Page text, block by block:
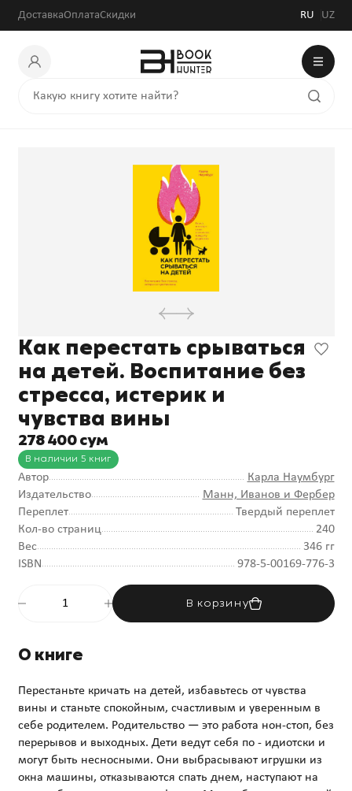
ДоставкаОплатаСкидки RU UZ
Как перестать срываться
на детей. Воспитание без
стресса, истерик и
чувства вины
278 400 сум
В наличии 5 книг
Автор
Карла Наумбург
Издательство
Манн, Иванов и Фербер
Переплет
Твердый переплет
Кол-во страниц
240
Вес
346 гг
ISBN
978-5-00169-776-3
В корзину
О книге
Перестаньте кричать на детей, избавьтесь от чувства
вины и станьте спокойным, счастливым и уверенным в
себе родителем. Родительство — это работа нон-стоп, без
перерывов и выходных. Дети ведут себя по - идиотски и
могут быть несносными. Они выбрасывают игрушки из
окна машины, отказываются спать днем, наступают на